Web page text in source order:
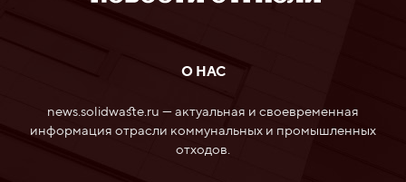
О НАС
news.solidwaste.ru — актуальная и своевременная
информация отрасли коммунальных и промышленных
отходов.